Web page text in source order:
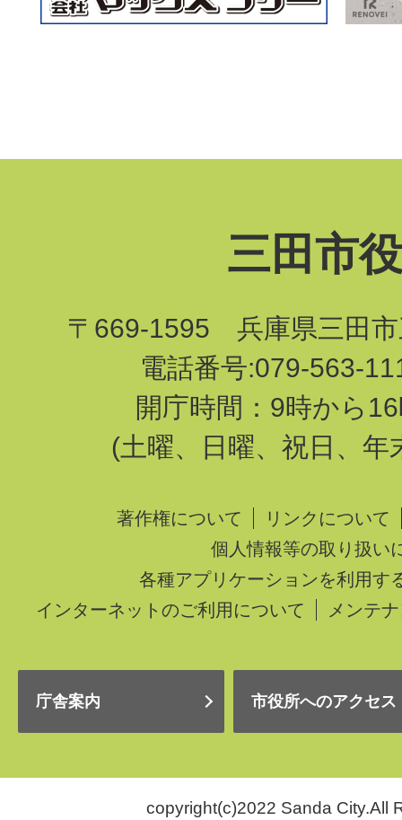
三田市
〒669-1595 兵庫県三田市
電話番号:079-563-
開庁時間：9時から
(土曜、日曜、祝日、年
著作権について
リンクについて
個人情報等の取り扱い
各種アプリケーションを利用す
インターネットのご利用について
メンテ
庁舎案内 市役所へのアクセス
copyright(c)2022 Sanda City.All